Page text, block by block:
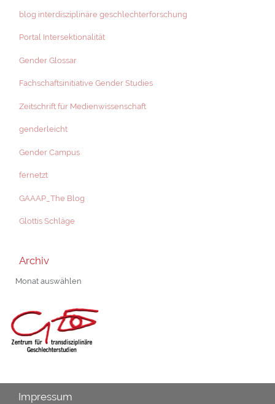
blog interdisziplinäre geschlechterforschung
Portal Intersektionalität
Gender Glossar
Fachschaftsinitiative Gender Studies
Zeitschrift für Medienwissenschaft
genderleicht
Gender Campus
fernetzt
GAAAP_The Blog
Glottis Schläge
Archiv
Archiv
Impressum